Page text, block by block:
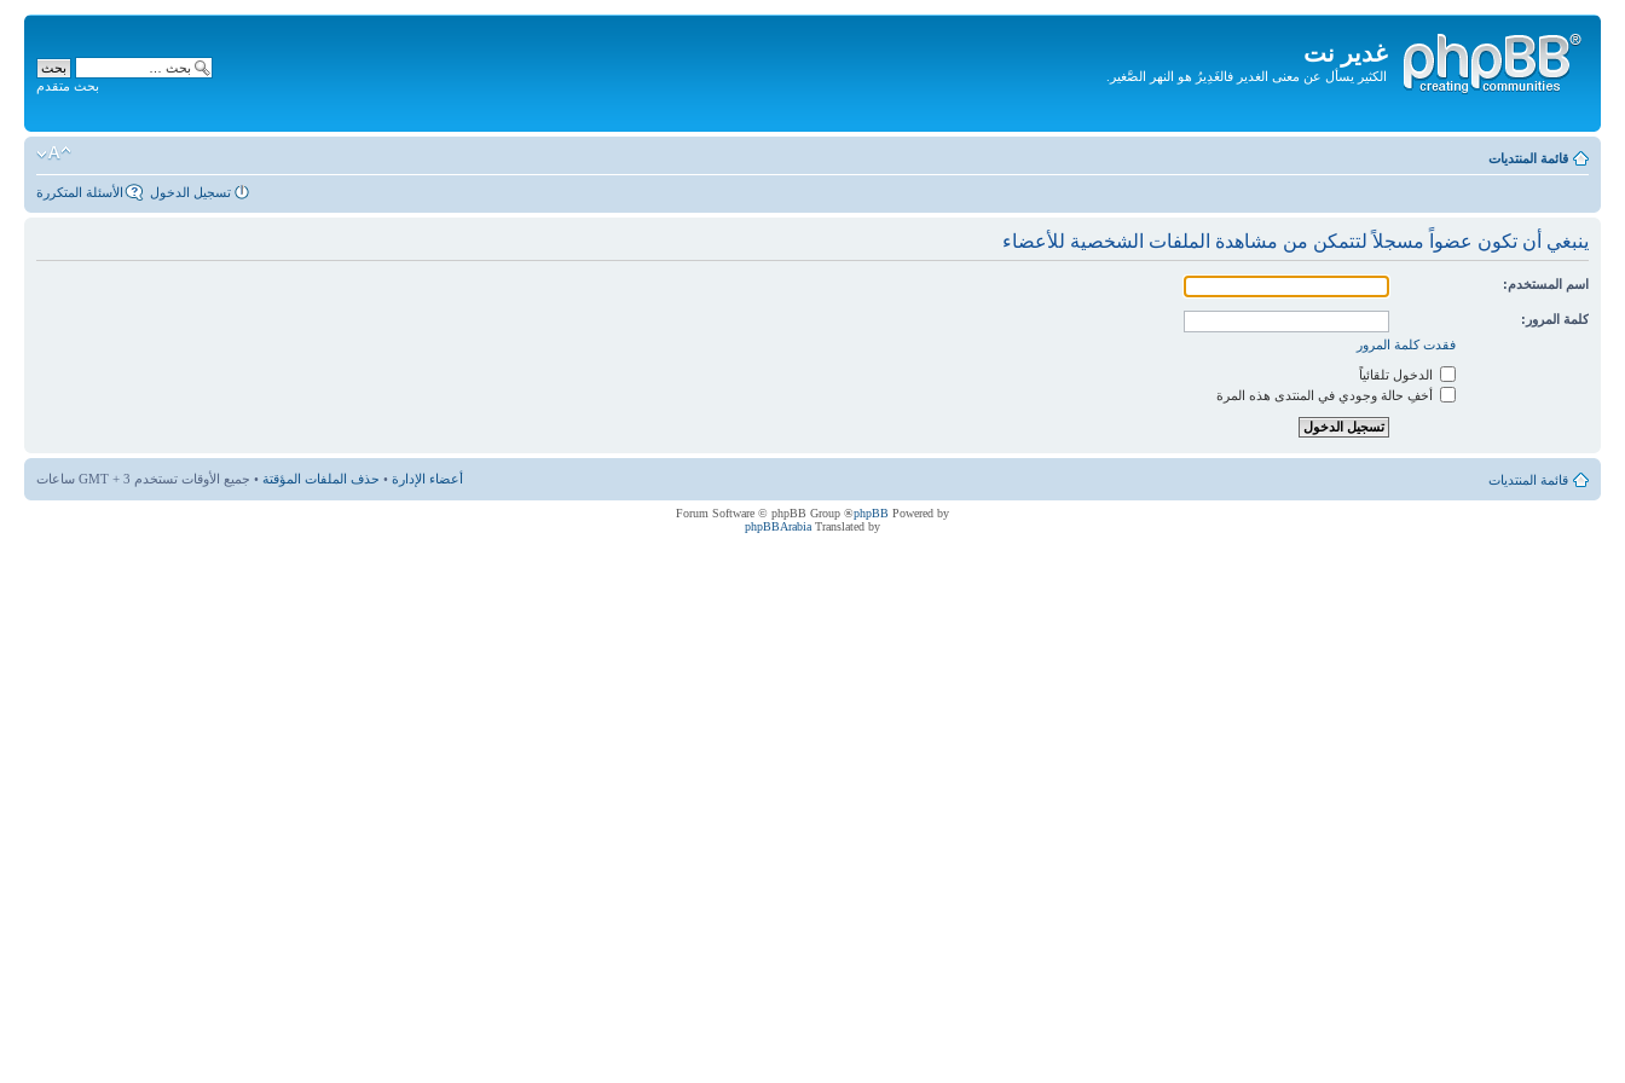
غدير نت
الكثير يسأل عن معنى الغدير فالغَدِيرُ هو النهر الصَّغير.
المحتويات
بحث متقدم
قائمة المنتديات
الأسئلة المتكررة تسجيل الدخول
ينبغي أن تكون عضواً مسجلاً لتتمكن من مشاهدة الملفات الشخصية للأعضاء
اسم المستخدم:
كلمة المرور:
فقدت كلمة المرور
الدخول تلقائياً
أخفِ حالة وجودي في المنتدى هذه المرة
قائمة المنتديات أعضاء الإدارة • حذف الملفات المؤقتة • جميع الأوقات تستخدم GMT + 3 ساعات
Powered by
phpBB
® Forum Software © phpBB Group
Translated by
phpBBArabia